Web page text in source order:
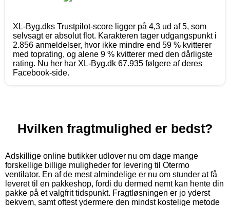
XL-Byg.dks Trustpilot-score ligger på 4,3 ud af 5, som
selvsagt er absolut flot. Karakteren tager udgangspunkt i
2.856 anmeldelser, hvor ikke mindre end 59 % kvitterer
med toprating, og alene 9 % kvitterer med den dårligste
rating. Nu her har XL-Byg.dk 67.935 følgere af deres
Facebook-side.
Hvilken fragtmulighed er bedst?
Adskillige online butikker udlover nu om dage mange
forskellige billige muligheder for levering til Otermo
ventilator. En af de mest almindelige er nu om stunder at få
leveret til en pakkeshop, fordi du dermed nemt kan hente din
pakke på et valgfrit tidspunkt. Fragtløsningen er jo yderst
bekvem, samt oftest ydermere den mindst kostelige metode